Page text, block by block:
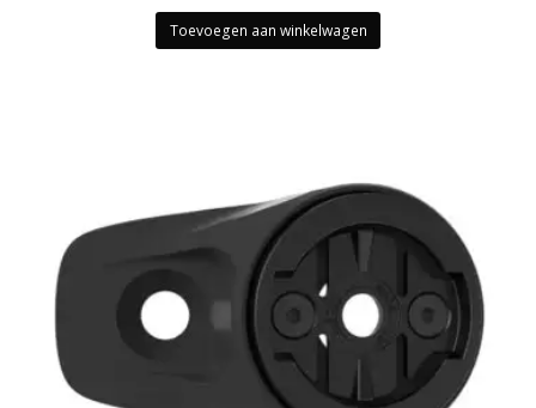
Toevoegen aan winkelwagen